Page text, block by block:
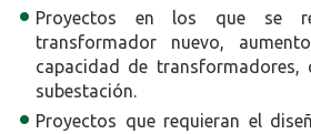
Proyectos en los que se
transformador nuevo,
capacidad de
subestación.
Proyectos que requieran el